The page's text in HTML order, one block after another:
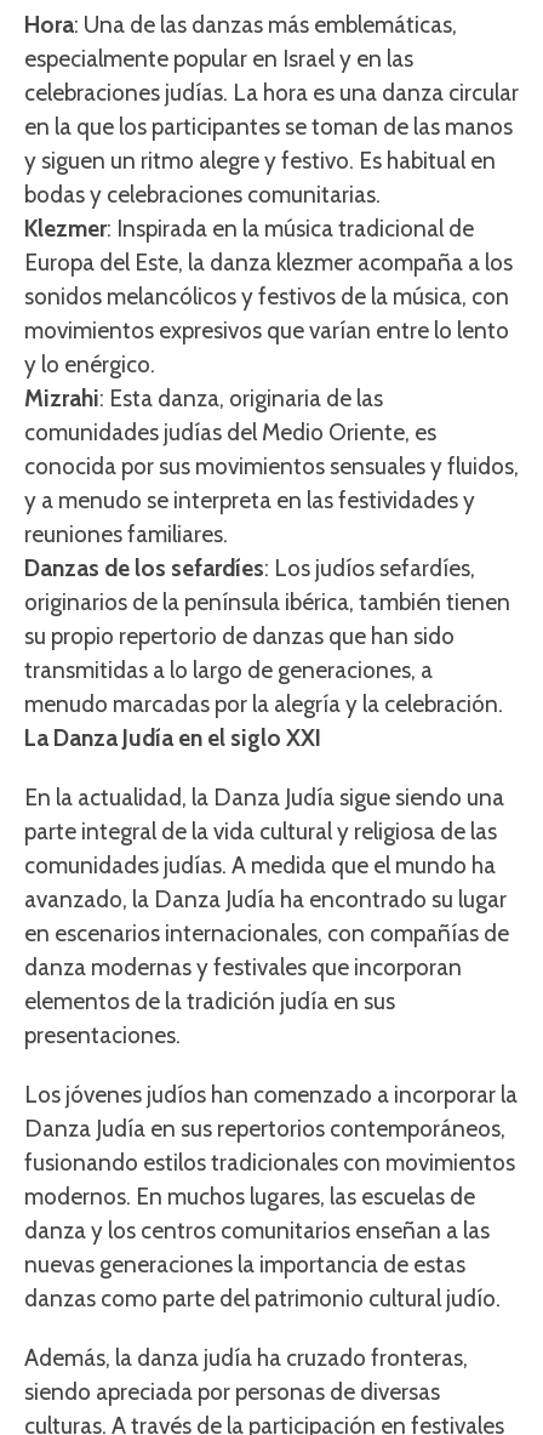
Hora: Una de las danzas más emblemáticas,
especialmente popular en Israel y en las
celebraciones judías. La hora es una danza circular
en la que los participantes se toman de las manos
y siguen un ritmo alegre y festivo. Es habitual en
bodas y celebraciones comunitarias.
Klezmer: Inspirada en la música tradicional de
Europa del Este, la danza klezmer acompaña a los
sonidos melancólicos y festivos de la música, con
movimientos expresivos que varían entre lo lento
y lo enérgico.
Mizrahi: Esta danza, originaria de las
comunidades judías del Medio Oriente, es
conocida por sus movimientos sensuales y fluidos,
y a menudo se interpreta en las festividades y
reuniones familiares.
Danzas de los sefardíes: Los judíos sefardíes,
originarios de la península ibérica, también tienen
su propio repertorio de danzas que han sido
transmitidas a lo largo de generaciones, a
menudo marcadas por la alegría y la celebración.
La Danza Judía en el siglo XXI
En la actualidad, la Danza Judía sigue siendo una
parte integral de la vida cultural y religiosa de las
comunidades judías. A medida que el mundo ha
avanzado, la Danza Judía ha encontrado su lugar
en escenarios internacionales, con compañías de
danza modernas y festivales que incorporan
elementos de la tradición judía en sus
presentaciones.
Los jóvenes judíos han comenzado a incorporar la
Danza Judía en sus repertorios contemporáneos,
fusionando estilos tradicionales con movimientos
modernos. En muchos lugares, las escuelas de
danza y los centros comunitarios enseñan a las
nuevas generaciones la importancia de estas
danzas como parte del patrimonio cultural judío.
Además, la danza judía ha cruzado fronteras,
siendo apreciada por personas de diversas
culturas. A través de la participación en festivales